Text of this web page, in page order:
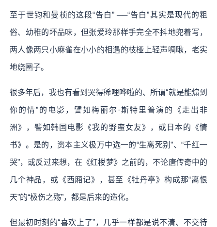
至于世钧和曼桢的这段“告白” ──“告白”其实是现代的粗
俗、幼稚的坏品味，但张爱玲那样手完全不抖地兜着写，
两人像两只小麻雀在小小的相遇的枝桠上轻声啁啾，老实
地绕圈子。
很多年后，我也有看到哭得稀哩哗啦的、所谓“就是能煽到
你的情”的电影，譬如梅丽尔·斯特里普演的《走出非
洲》，譬如韩国电影《我的野蛮女友》，或日本的《情
书》。是的，资本主义极万中选一的“生离死别”、“千红一
哭”，或反过来想，在《红楼梦》之前的，不论唐传奇中的
几个神品，或《西厢记》，甚至《牡丹亭》构成那“离恨
天”的“极伤之殇”，都是后来的造化。
但最初时刻的“喜欢上了”，几乎一样都是说不清、不交待